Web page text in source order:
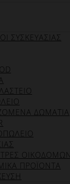
ΣΥΣΚΕΥΑΣΙΑΣ
ΔΩΜΑΤΙΑ
ΠΡΟΪΟΝΤΑ